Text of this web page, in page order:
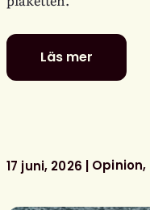
Läs mer
De
är
litterära
17 juni, 2026 Opinion